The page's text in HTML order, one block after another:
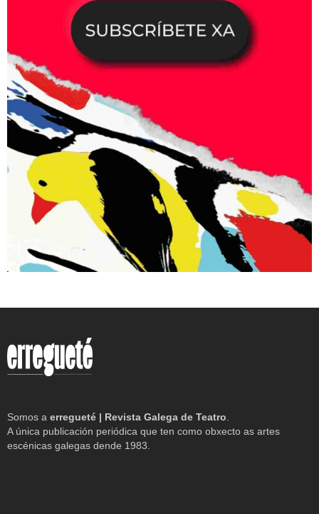
Somos a erregueté | Revista Galega de Teatro
A única publicación periódica que ten como obxecto as artes
escénicas galegas dende 1983.